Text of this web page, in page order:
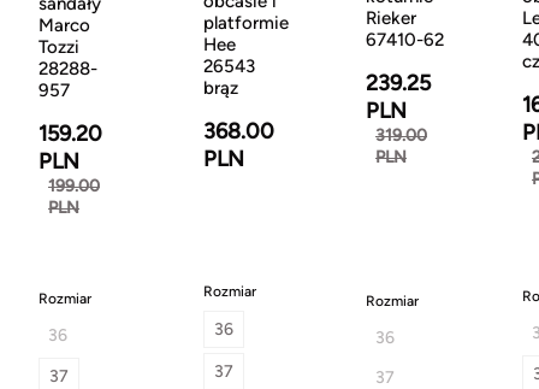
Marco
Tozzi
28288-
957
159.20
PLN
199.00
PLN
Rozmiar
36
37
platformie
Hee
26543
brąz
368.00
PLN
Rozmiar
36
37
Rieker
67410-62
239.25
PLN
319.00
PLN
Rozmiar
36
37